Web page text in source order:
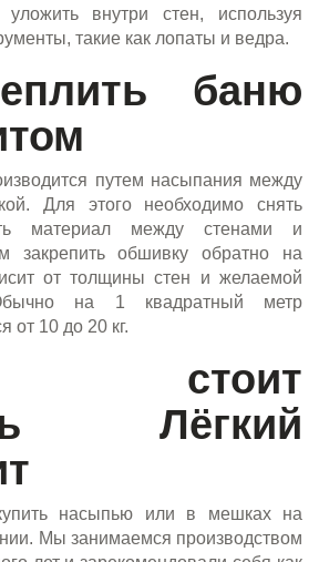
внутри стен, используя
такие как лопаты и ведра.
баню
путем насыпания между
Для этого необходимо снять
материал между стенами и
закрепить обшивку обратно на
от толщины стен и желаемой
на 1 квадратный метр
от 10 до 20 кг.
стоит
Лёгкий
насыпью или в мешках на
Мы занимаемся производством